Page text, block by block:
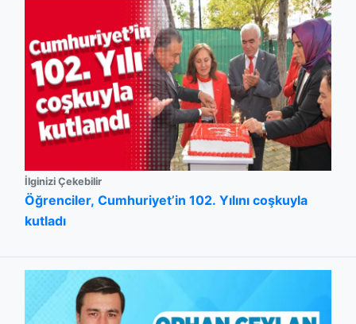
İlginizi Çekebilir
Öğrenciler, Cumhuriyet’in 102. Yılını coşkuyla
kutladı